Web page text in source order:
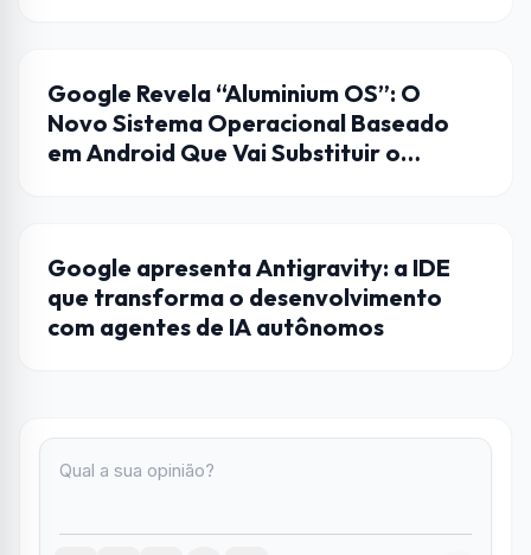
ANDROID
Google Revela “Aluminium OS”: O
Novo Sistema Operacional Baseado
em Android Que Vai Substituir o
GOOGLE
Google apresenta Antigravity: a IDE
que transforma o desenvolvimento
com agentes de IA autônomos